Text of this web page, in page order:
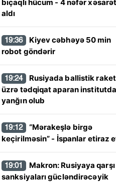
bıçaqlı hücum - 4 nəfər xəsarət
aldı
19:36
robot göndərir
19:24
üzrə tədqiqat aparan institutda
yanğın olub
19:12
keçirilməsin” - İspanlar etiraz
19:01
sanksiyaları gücləndirəcəyik